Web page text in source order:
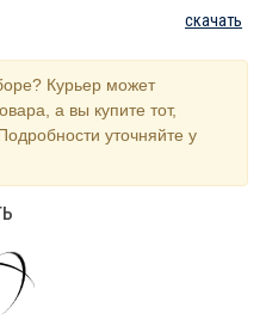
скачать
Курьер может
а вы купите тот,
уточняйте у